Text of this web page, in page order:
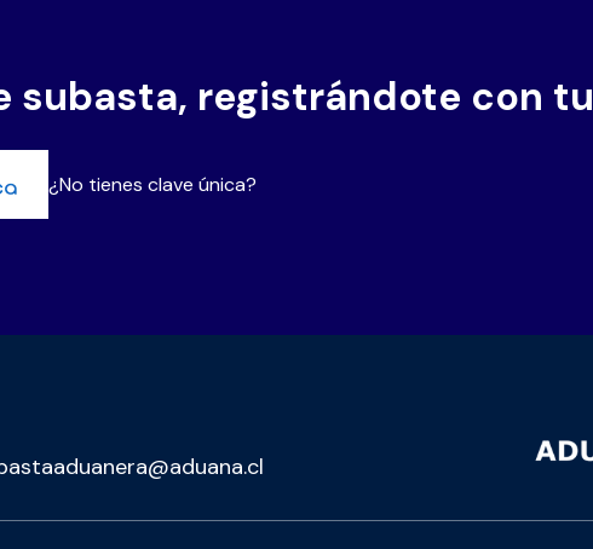
subasta, registrándote con tu
¿No tienes clave única?